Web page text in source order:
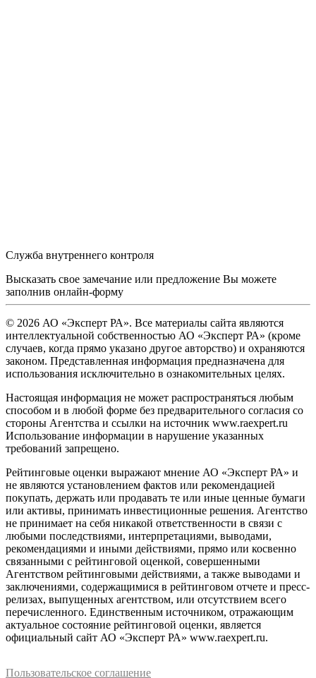
Служба внутреннего контроля
Высказать свое замечание или предложение Вы можете
заполнив онлайн-форму
© 2026 АО «Эксперт РА». Все материалы сайта являются
интеллектуальной собственностью АО «Эксперт РА» (кроме
случаев, когда прямо указано другое авторство) и охраняются
законом. Представленная информация предназначена для
использования исключительно в ознакомительных целях.
Настоящая информация не может распространяться любым
способом и в любой форме без предварительного согласия со
стороны Агентства и ссылки на источник www.raexpert.ru
Использование информации в нарушение указанных
требований запрещено.
Рейтинговые оценки выражают мнение АО «Эксперт РА» и
не являются установлением фактов или рекомендацией
покупать, держать или продавать те или иные ценные бумаги
или активы, принимать инвестиционные решения. Агентство
не принимает на себя никакой ответственности в связи с
любыми последствиями, интерпретациями, выводами,
рекомендациями и иными действиями, прямо или косвенно
связанными с рейтинговой оценкой, совершенными
Агентством рейтинговыми действиями, а также выводами и
заключениями, содержащимися в рейтинговом отчете и пресс-
релизах, выпущенных агентством, или отсутствием всего
перечисленного. Единственным источником, отражающим
актуальное состояние рейтинговой оценки, является
официальный сайт АО «Эксперт РА» www.raexpert.ru.
Пользовательское соглашение